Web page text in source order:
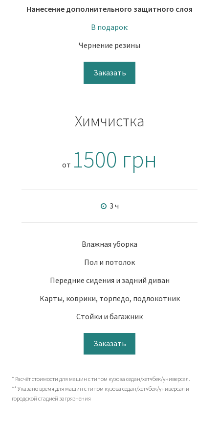
Нанесение дополнительного защитного слоя
В подарок:
Чернение резины
Заказать
Химчистка
от 1500 грн
3 ч
Влажная уборка
Пол и потолок
Передние сидения и задний диван
Карты, коврики, торпедо, подлокотник
Стойки и багажник
Заказать
* Расчёт стоимости для машин с типом кузова седан/хетчбек/универсал.
** Указано время для машин с типом кузова седан/хетчбек/универсал и
городской стадией загрязнения